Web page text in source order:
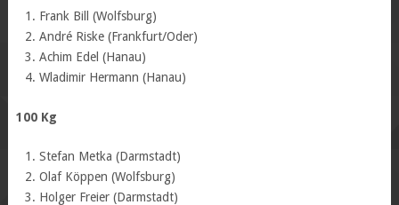
Frank Bill (Wolfsburg)
André Riske (Frankfurt/Oder)
Achim Edel (Hanau)
Wladimir Hermann (Hanau)
100 Kg
Stefan Metka (Darmstadt)
Olaf Köppen (Wolfsburg)
Holger Freier (Darmstadt)